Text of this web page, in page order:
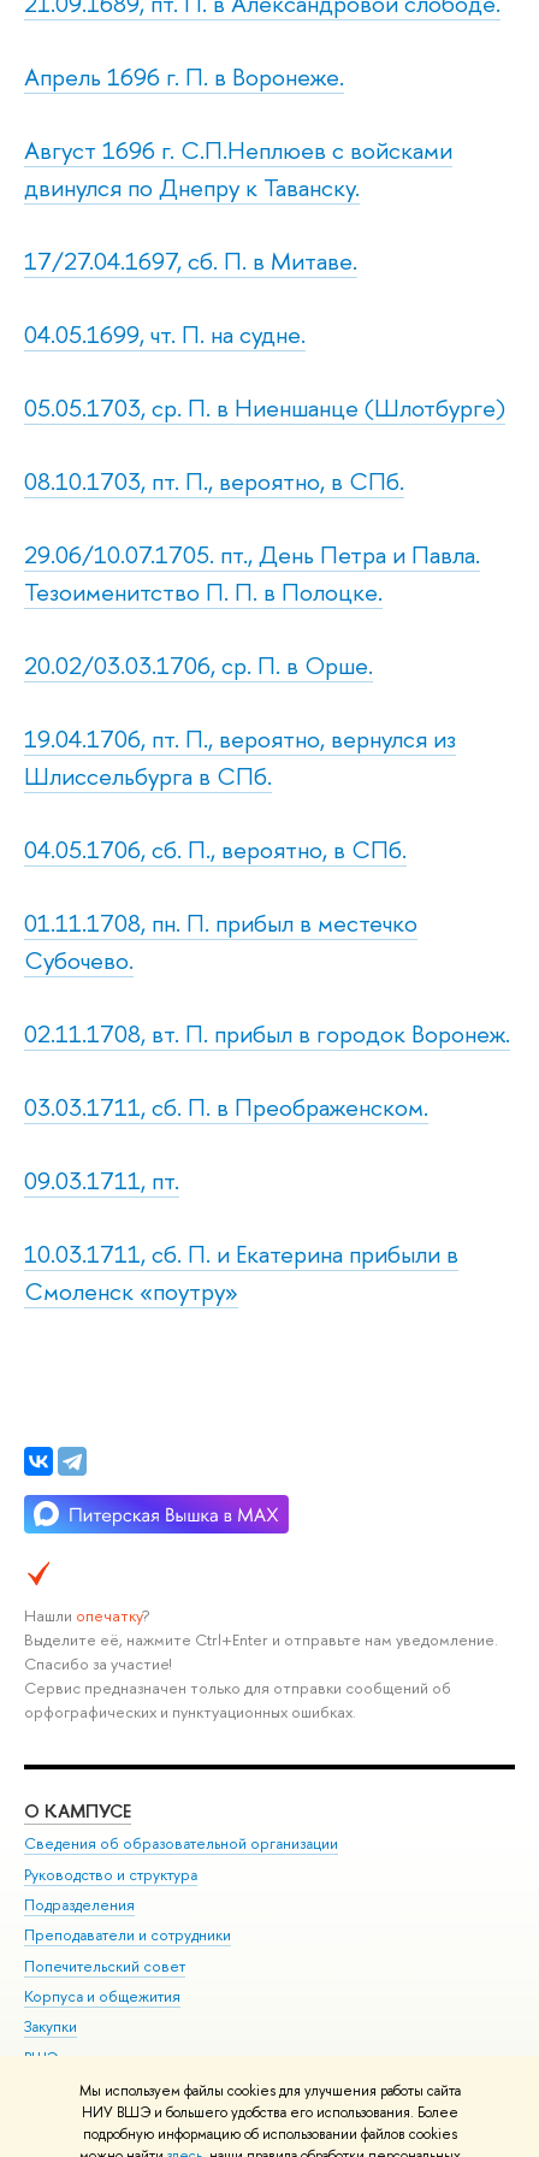
Мы используем файлы cookies для улучшения работы сайта
НИУ ВШЭ и большего удобства его использования. Более
подробную информацию об использовании файлов cookies
Апрель 1696 г. П. в Воронеже.
Август 1696 г. С.П.Неплюев с войсками
двинулся по Днепру к Таванску.
17/27.04.1697, сб. П. в Митаве.
04.05.1699, чт. П. на судне.
05.05.1703, ср. П. в Ниеншанце (Шлотбурге)
08.10.1703, пт. П., вероятно, в СПб.
29.06/10.07.1705. пт., День Петра и Павла.
Тезоименитство П. П. в Полоцке.
20.02/03.03.1706, ср. П. в Орше.
19.04.1706, пт. П., вероятно, вернулся из
Шлиссельбурга в СПб.
04.05.1706, сб. П., вероятно, в СПб.
01.11.1708, пн. П. прибыл в местечко
Субочево.
02.11.1708, вт. П. прибыл в городок Воронеж.
03.03.1711, сб. П. в Преображенском.
09.03.1711, пт.
10.03.1711, сб. П. и Екатерина прибыли в
Смоленск «поутру»
Нашли опечатку?
Выделите её, нажмите Ctrl+Enter и отправьте нам уведомление.
Спасибо за участие!
Сервис предназначен только для отправки сообщений об
орфографических и пунктуационных ошибках.
О КАМПУСЕ
Сведения об образовательной организации
Руководство и структура
Подразделения
Преподаватели и сотрудники
Попечительский совет
Корпуса и общежития
Закупки
ВШЭ для студентов с ограниченными возможностями
здоровья и инвалидностью
Версия для слабовидящих
Единая платежная страница